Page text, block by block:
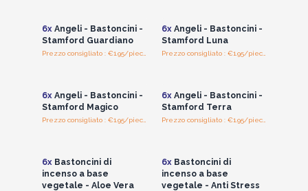
6xAngeli - Bastoncini -
Stamford Guardiano
Prezzo consigliato : €1.95/piece
6xAngeli - Bastoncini -
Stamford Luna
Prezzo consigliato : €1.95/piece
6xAngeli - Bastoncini -
Stamford Magico
Prezzo consigliato : €1.95/piece
6xAngeli - Bastoncini -
Stamford Terra
Prezzo consigliato : €1.95/piece
6xBastoncini di
incenso a base
vegetale - Aloe Vera
6xBastoncini di
incenso a base
vegetale - Anti Stress